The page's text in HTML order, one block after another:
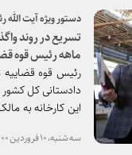
دستور ویژه آیت الله
ماهه رئیس قوه
جدید
رئیس قوه قضاییه
دادستانی کل
این کارخانه به
سه شنبه، ۱۰ فروردین ۱۴۰۰ - ۰۳:۳۱